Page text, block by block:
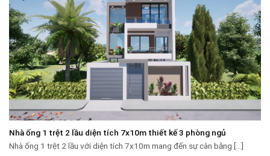
Nhà ống 1 trệt 2 lầu diện tích 7x10m thiết kế 3 phòng ngủ
Nhà ống 1 trệt 2 lầu với diện tích 7x10m mang đến sự cân bằng [...]